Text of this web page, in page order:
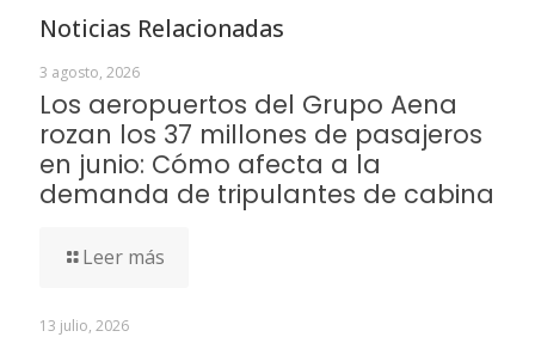
Noticias Relacionadas
3 agosto, 2026
Los aeropuertos del Grupo Aena
rozan los 37 millones de pasajeros
en junio: Cómo afecta a la
demanda de tripulantes de cabina
Leer más
13 julio, 2026